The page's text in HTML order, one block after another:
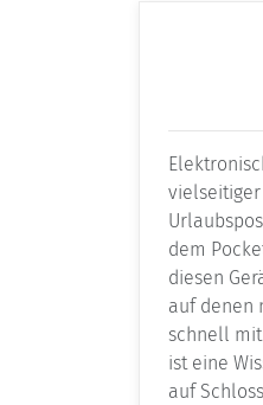
vielseitiger
dem
diesen
auf denen
schnell
ist eine
auf